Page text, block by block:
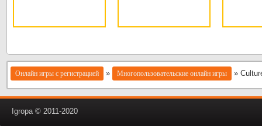
Онлайн игры с регистрацией » Многопользовательские онлайн игры »
Igropa © 2011-2020